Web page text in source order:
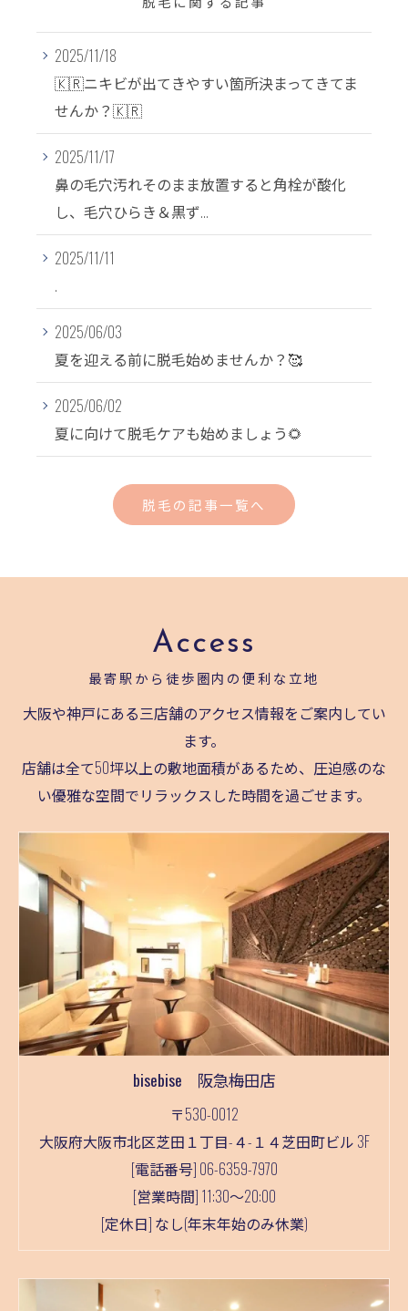
2025/11/18
🇰🇷ニキビが出てきやすい箇所決まってきてま
せんか？🇰🇷
2025/11/17
鼻の毛穴汚れそのまま放置すると角栓が酸化
し、毛穴ひらき＆黒ず...
2025/11/11
.
2025/06/03
夏を迎える前に脱毛始めませんか？🥰
2025/06/02
夏に向けて脱毛ケアも始めましょう🌻
脱毛の記事一覧へ
最寄駅から徒歩圏内の便利な立地
Access
大阪や神戸にある三店舗のアクセス情報をご案内してい
ます。
店舗は全て50坪以上の敷地面積があるため、圧迫感のな
い優雅な空間でリラックスした時間を過ごせます。
bisebise 阪急梅田店
〒530-0012
大阪府大阪市北区芝田１丁目-４-１４芝田町ビル 3F
[電話番号] 06-6359-7970
[営業時間] 11:30～20:00
[定休日] なし(年末年始のみ休業)